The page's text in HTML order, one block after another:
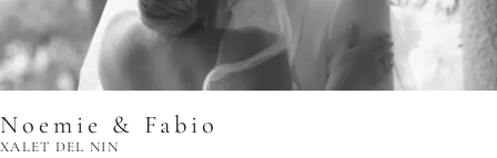
Noemie & Fabio
XALET DEL NIN